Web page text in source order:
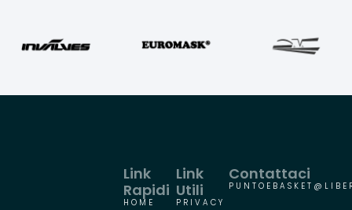
Link
Utili
PRIVACY
Link
Rapidi
HOME
Contattaci